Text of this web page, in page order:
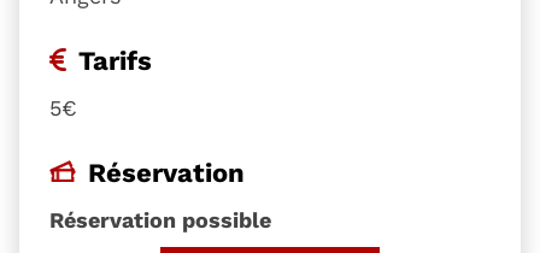
Tarifs
5€
Réservation
Réservation possible